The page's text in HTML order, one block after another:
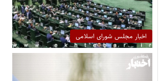
اخبار مجلس شورای اسلامی